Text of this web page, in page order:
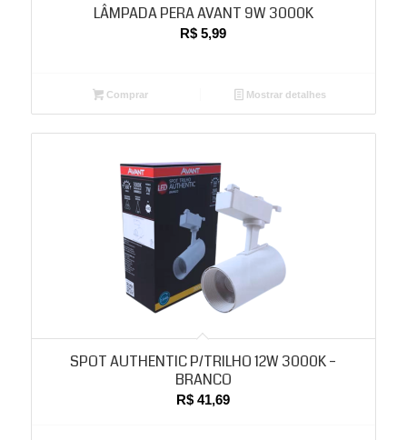
LÂMPADA PERA AVANT 9W 3000K
R$ 5,99
Comprar Mostrar detalhes
SPOT AUTHENTIC P/TRILHO 12W 3000K –
BRANCO
R$ 41,69